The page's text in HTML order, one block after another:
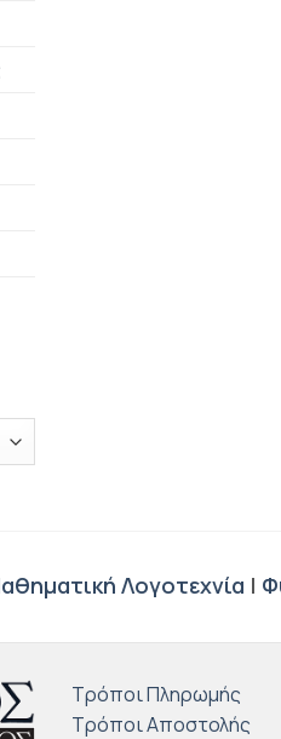
Λογοτεχνία |
Τρόποι Πληρωμής
Τρόποι Αποστολής